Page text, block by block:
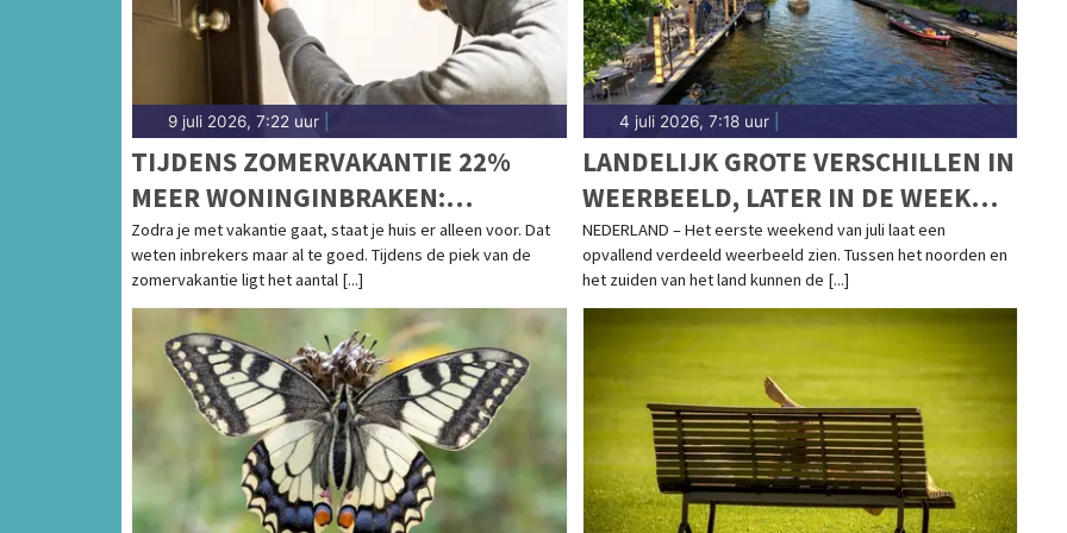
9 juli 2026, 7:22 uur
TIJDENS ZOMERVAKANTIE 22%
MEER WONINGINBRAKEN:
INBREKERS PIEKEN ALS HEEL ONS
LAND WEG IS
Zodra je met vakantie gaat, staat je huis er alleen voor. Dat
weten inbrekers maar al te goed. Tijdens de piek van de
zomervakantie ligt het aantal [...]
4 juli 2026, 7:18 uur|
LANDELIJK GROTE VERSCHILLEN IN
WEERBEELD, LATER IN DE WEEK
WEER FLINK WARMER
NEDERLAND – Het eerste weekend van juli laat een
opvallend verdeeld weerbeeld zien. Tussen het noorden en
het zuiden van het land kunnen de [...]